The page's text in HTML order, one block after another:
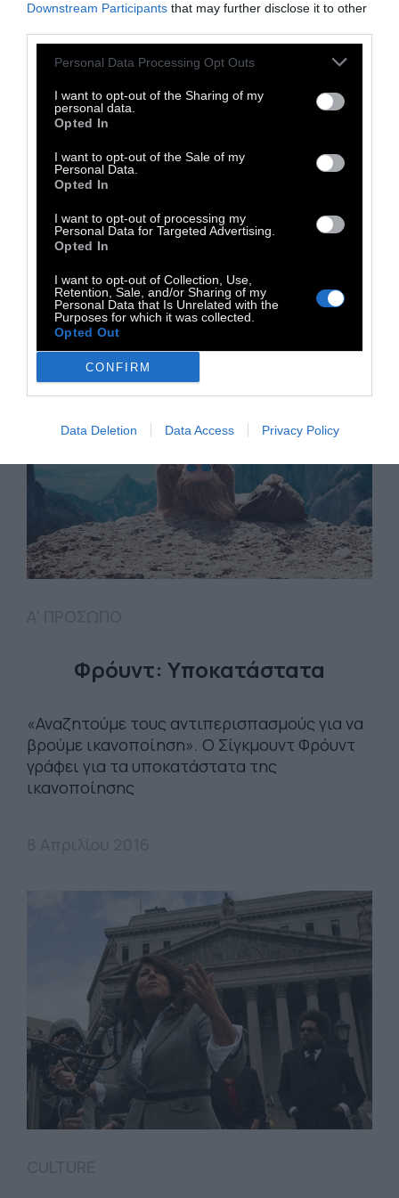
Downstream Participants that may further disclose it to other
Personal Data Processing Opt Outs
I want to opt-out of the Sharing of my
personal data.
Opted In
I want to opt-out of the Sale of my
Personal Data.
Opted In
I want to opt-out of processing my
Personal Data for Targeted Advertising.
Opted In
I want to opt-out of Collection, Use,
Retention, Sale, and/or Sharing of my
Personal Data that Is Unrelated with the
Purposes for which it was collected.
Opted Out
CONFIRM
Data Deletion Data Access Privacy Policy
Α' ΠΡΟΣΩΠΟ
Οι αλήθειες του θεμελιωτή της
ψυχαναλυτικής σχολής για τις σχέσεις, την
αγάπη και τη σεξουαλικότητα
4 Μαΐου 2018
Φρόυντ: Υποκατάστατα
«Αναζητούμε τους αντιπερισπασμούς για να
βρούμε ικανοποίηση». Ο Σίγκμουντ Φρόυντ
γράφει για τα υποκατάστατα της
ικανοποίησης